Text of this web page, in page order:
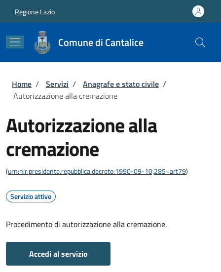
Regione Lazio
Comune di Cantalice
Briciole di pane
Home / Servizi / Anagrafe e stato civile /
Autorizzazione alla cremazione
Autorizzazione alla
cremazione
(urn:nir:presidente.repubblica:decreto:1990-09-10;285~art79)
Servizio attivo
Procedimento di autorizzazione alla cremazione.
Accedi al servizio